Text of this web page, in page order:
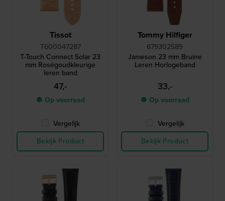
Tissot
T600047287
T-Touch Connect Solar 23
mm Roségoudkleurige
leren band
47,-
● Op voorraad
Vergelijk
Bekijk Product
Tommy Hilfiger
679302589
Jameson 23 mm Bruine
Leren Horlogeband
33,-
● Op voorraad
Vergelijk
Bekijk Product